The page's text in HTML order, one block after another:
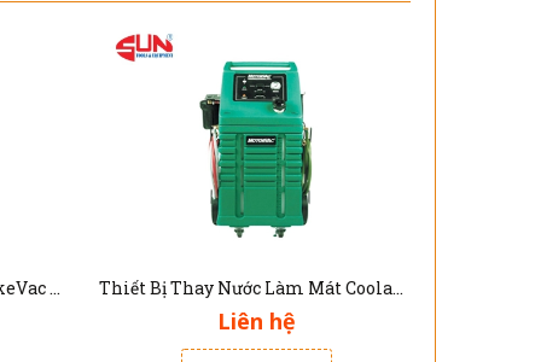
Thiết Bị Thay Dầu Phanh BrakeVac II Thiết Bị Thay Nước Làm Mát Coolant Clean III
Liên hệ